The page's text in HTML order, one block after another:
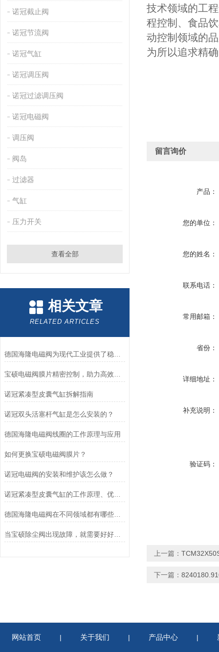
诺冠截止阀
诺冠节流阀
诺冠气缸
诺冠调压阀
诺冠过滤调压阀
诺冠电磁阀
调压阀
阀岛
过滤器
气缸
压力开关
查看全部
相关文章
RELATED ARTICLES
诺冠紧凑型皮囊气缸拆解指南
诺冠双头活塞杆气缸是怎么安装的？
德国海隆电磁阀线圈的工作原理与应用
如何更换宝硕电磁阀膜片？
诺冠电磁阀的安装和维护该怎么做？
诺冠紧凑型皮囊气缸的工作原理、优势和应用
德国海隆电磁阀在不同领域都有哪些应用？
当宝硕除尘阀出现故障，就需要好好检查这五个部位
技术领域的工
程控制、食品
动控制领域的
为所以追求精
留言询价
产品：
您的单位：
您的姓名：
联系电话：
常用邮箱：
省份：
详细地址：
补充说明：
验证码：
上一篇：
下一篇：
网站首页 | 关于我们 | 产品中心 |